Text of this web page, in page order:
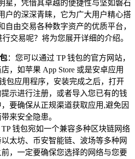
星，凭借其卓越的便捷性与坚如磐石
户的深深青睐，它为广大用户精心搭
自由交易各种数字资产的优质平台，
交易呢？将为您展开详细的介绍。
：您可以通过 TP 钱包的官方网站，
，如苹果 App Store 或是安卓应用
包应用程序，安装完成之后，打开
示进行注册，或者导入您已有的钱
要确保从正规渠道获取应用,避免因
来安全隐患。
TP 钱包宛如一个兼容多种区块链网络
太坊、币安智能链、波场等多种网
，一定要确保您选择的网络与您要